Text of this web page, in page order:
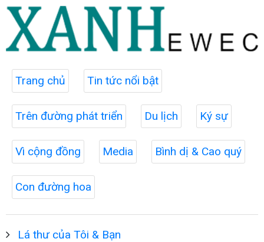
Trang chủ Tin tức nổi bật
Trên đường phát triển Du lịch Ký sự
Vì cộng đồng Media Bình dị & Cao quý
Con đường hoa
Lá thư của Tôi & Bạn